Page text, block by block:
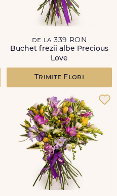
de la 339 RON
Buchet frezii albe Precious
Love
Trimite Flori